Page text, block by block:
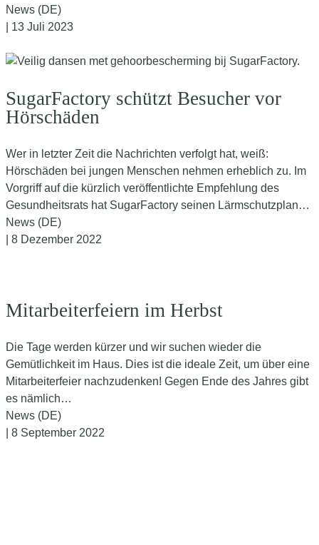
News (DE)
| 13 Juli 2023
SugarFactory schützt Besucher vor
Hörschäden
Wer in letzter Zeit die Nachrichten verfolgt hat, weiß:
Hörschäden bei jungen Menschen nehmen erheblich zu. Im
Vorgriff auf die kürzlich veröffentlichte Empfehlung des
Gesundheitsrats hat SugarFactory seinen Lärmschutzplan…
News (DE)
| 8 Dezember 2022
Mitarbeiterfeiern im Herbst
Die Tage werden kürzer und wir suchen wieder die
Gemütlichkeit im Haus. Dies ist die ideale Zeit, um über eine
Mitarbeiterfeier nachzudenken! Gegen Ende des Jahres gibt
es nämlich…
News (DE)
| 8 September 2022